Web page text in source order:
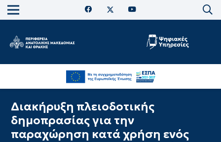
Διακήρυξη πλειοδοτικής
δημοπρασίας για την
παραχώρηση κατά χρήση ενός